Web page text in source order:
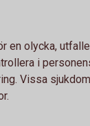
en olycka,
i
Vissa